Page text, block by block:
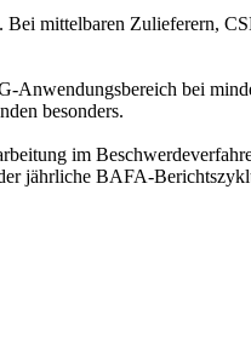
mittelbaren Zulieferern,
bei
besonders.
im
jährliche BAFA-